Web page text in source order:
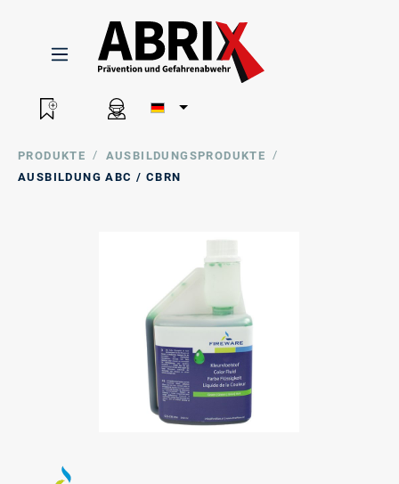
PRODUKTE / AUSBILDUNGSPRODUKTE
/
AUSBILDUNG ABC / CBRN